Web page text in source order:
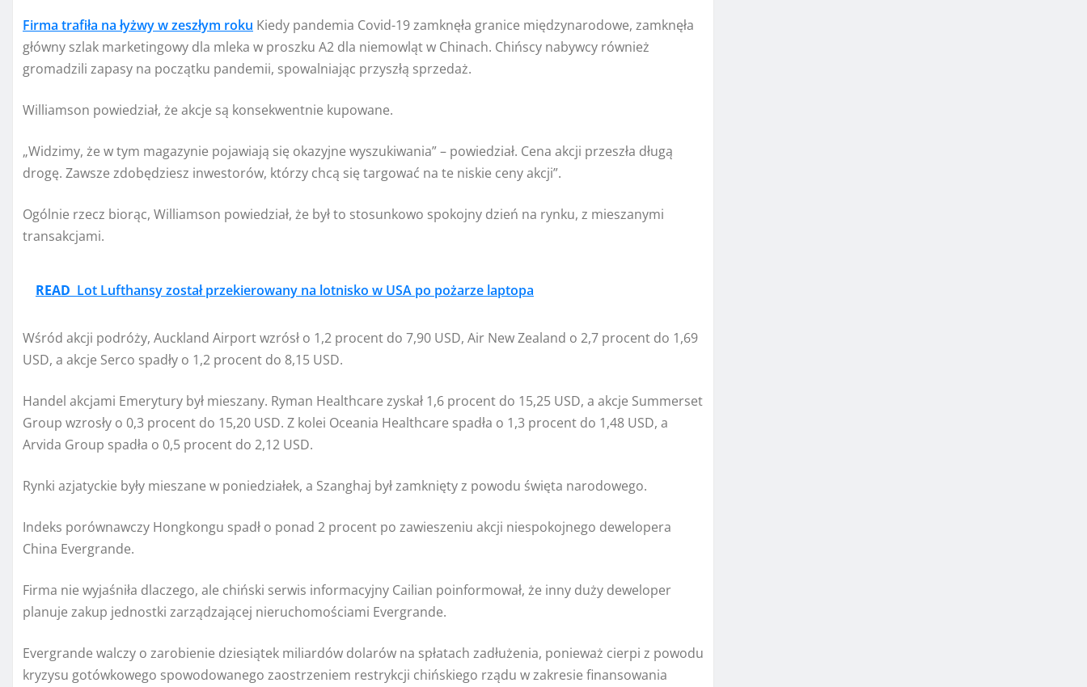
Firma trafiła na łyżwy w zeszłym roku Kiedy pandemia Covid-19 zamknęła granice międzynarodowe, zamknęła
główny szlak marketingowy dla mleka w proszku A2 dla niemowląt w Chinach. Chińscy nabywcy również
gromadzili zapasy na początku pandemii, spowalniając przyszłą sprzedaż.
Williamson powiedział, że akcje są konsekwentnie kupowane.
„Widzimy, że w tym magazynie pojawiają się okazyjne wyszukiwania” – powiedział. Cena akcji przeszła długą
drogę. Zawsze zdobędziesz inwestorów, którzy chcą się targować na te niskie ceny akcji”.
Ogólnie rzecz biorąc, Williamson powiedział, że był to stosunkowo spokojny dzień na rynku, z mieszanymi
transakcjami.
READ Lot Lufthansy został przekierowany na lotnisko w USA po pożarze laptopa
Wśród akcji podróży, Auckland Airport wzrósł o 1,2 procent do 7,90 USD, Air New Zealand o 2,7 procent do 1,69
USD, a akcje Serco spadły o 1,2 procent do 8,15 USD.
Handel akcjami Emerytury był mieszany. Ryman Healthcare zyskał 1,6 procent do 15,25 USD, a akcje Summerset
Group wzrosły o 0,3 procent do 15,20 USD. Z kolei Oceania Healthcare spadła o 1,3 procent do 1,48 USD, a
Arvida Group spadła o 0,5 procent do 2,12 USD.
Rynki azjatyckie były mieszane w poniedziałek, a Szanghaj był zamknięty z powodu święta narodowego.
Indeks porównawczy Hongkongu spadł o ponad 2 procent po zawieszeniu akcji niespokojnego dewelopera
China Evergrande.
Firma nie wyjaśniła dlaczego, ale chiński serwis informacyjny Cailian poinformował, że inny duży deweloper
planuje zakup jednostki zarządzającej nieruchomościami Evergrande.
Evergrande walczy o zarobienie dziesiątek miliardów dolarów na spłatach zadłużenia, ponieważ cierpi z powodu
kryzysu gotówkowego spowodowanego zaostrzeniem restrykcji chińskiego rządu w zakresie finansowania